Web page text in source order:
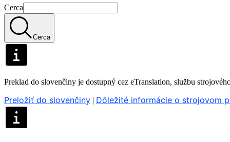
Cerca
Cerca
Preklad do slovenčiny je dostupný cez eTranslation, službu
Preložiť do slovenčiny | Dôležité informácie o strojovom